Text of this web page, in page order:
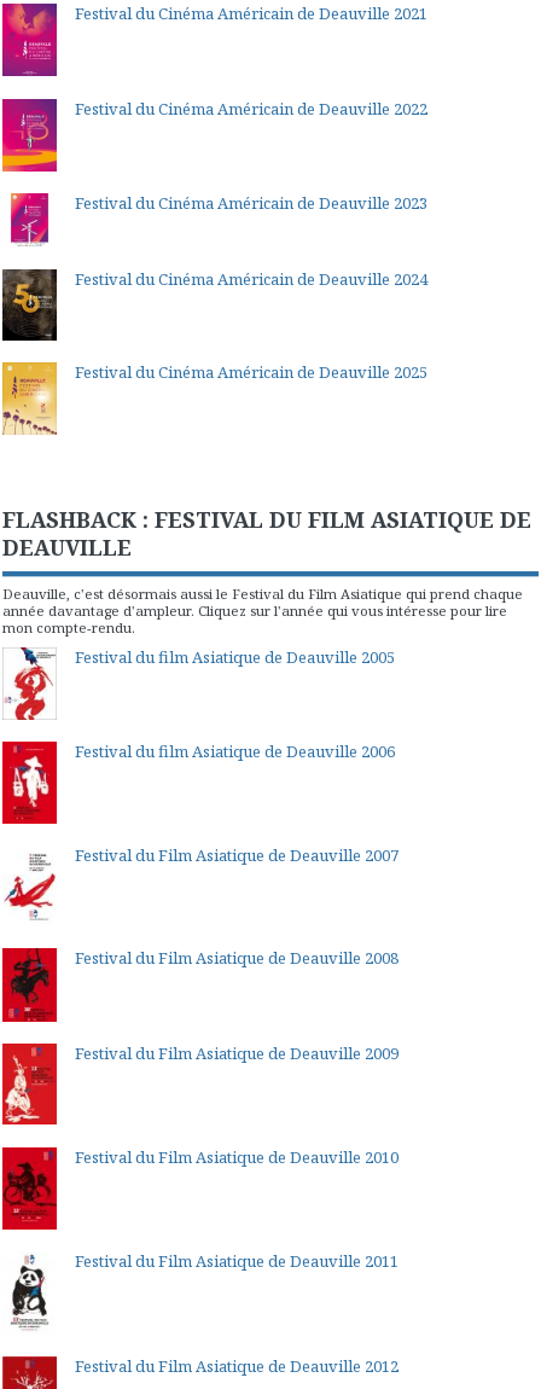
Festival du Cinéma Américain de Deauville 2021
Festival du Cinéma Américain de Deauville 2022
Festival du Cinéma Américain de Deauville 2023
Festival du Cinéma Américain de Deauville 2024
Festival du Cinéma Américain de Deauville 2025
FLASHBACK : FESTIVAL DU FILM ASIATIQUE DE
DEAUVILLE
Deauville, c'est désormais aussi le Festival du Film Asiatique qui prend chaque
année davantage d'ampleur. Cliquez sur l'année qui vous intéresse pour lire
mon compte-rendu.
Festival du film Asiatique de Deauville 2005
Festival du film Asiatique de Deauville 2006
Festival du Film Asiatique de Deauville 2007
Festival du Film Asiatique de Deauville 2008
Festival du Film Asiatique de Deauville 2009
Festival du Film Asiatique de Deauville 2010
Festival du Film Asiatique de Deauville 2011
Festival du Film Asiatique de Deauville 2012